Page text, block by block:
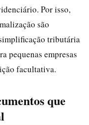
Por isso,
são
tributária
pequenas empresas
facultativa.
que